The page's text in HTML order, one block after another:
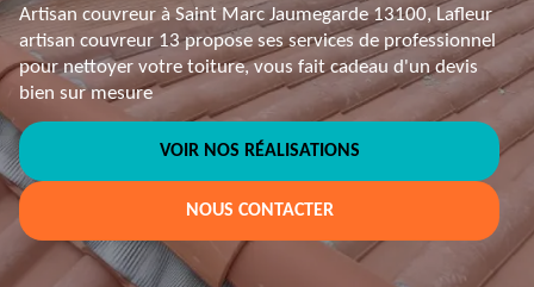
Artisan couvreur à Saint Marc Jaumegarde 13100, Lafleur
artisan couvreur 13 propose ses services de professionnel
pour nettoyer votre toiture, vous fait cadeau d'un devis
bien sur mesure
VOIR NOS RÉALISATIONS
NOUS CONTACTER